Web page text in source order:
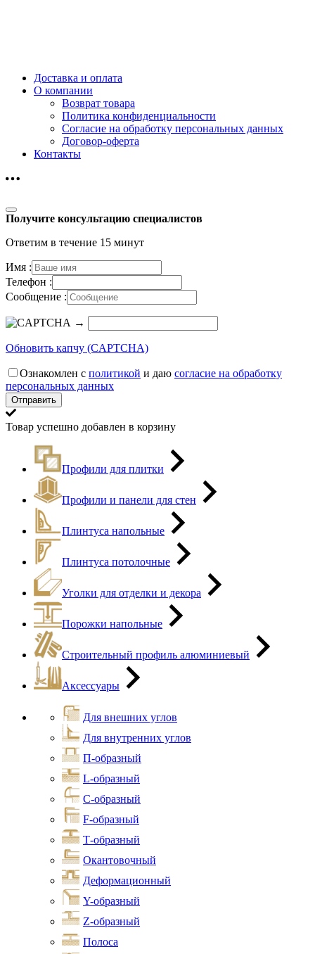
Доставка и оплата
О компании
Возврат товара
Политика конфиденциальности
Согласие на обработку персональных данных
Договор-оферта
Контакты
Получите консультацию специалистов
Ответим в течение 15 минут
Имя :
Телефон :
Сообщение :
→
Обновить капчу (CAPTCHA)
Ознакомлен с политикой и даю согласие на обработку
персональных данных
Товар успешно добавлен в корзину
Профили для плитки
Профили и панели для стен
Плинтуса напольные
Плинтуса потолочные
Уголки для отделки и декора
Порожки напольные
Строительный профиль алюминиевый
Аксессуары
Для внешних углов
Для внутренних углов
П-образный
L-образный
С-образный
F-образный
Т-образный
Окантовочный
Деформационный
Y-образный
Z-образный
Полоса